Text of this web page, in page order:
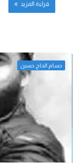
قراءة المزيد
حسام الحاج حسين